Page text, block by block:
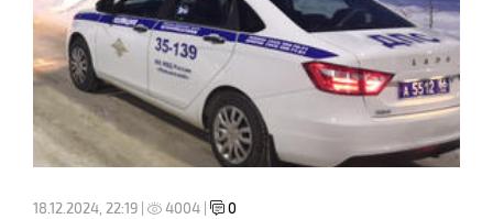
18.12.2024, 22:19 | 4004 | 0